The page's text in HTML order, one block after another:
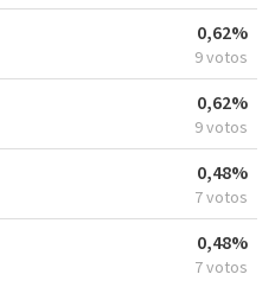
0,62%
9 votos
0,62%
9 votos
0,48%
7 votos
0,48%
7 votos